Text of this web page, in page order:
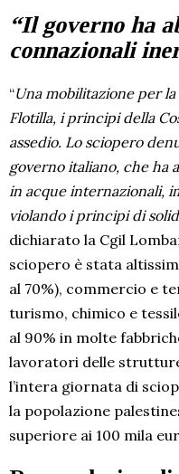
“Il governo ha
connazionali
“Una mobilitazione per
Flotilla, i principi della
assedio. Lo sciopero
governo italiano, che ha
in acque internazionali,
violando i principi di
dichiarato la Cgil
sciopero è stata
al 70%), commercio e
turismo, chimico e
al 90% in molte
lavoratori delle
l’intera giornata di
la popolazione
superiore ai 100 mila